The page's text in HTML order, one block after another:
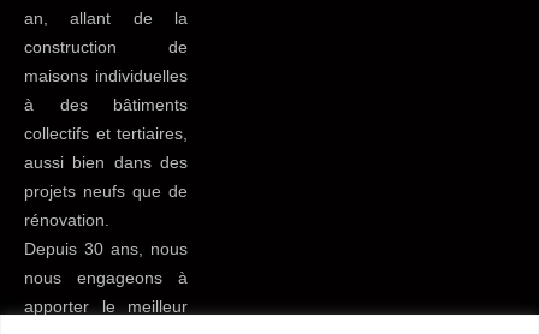
an, allant de la
construction de
maisons individuelles
à des bâtiments
collectifs et tertiaires,
aussi bien dans des
projets neufs que de
rénovation.
Depuis 30 ans, nous
nous engageons à
apporter le meilleur